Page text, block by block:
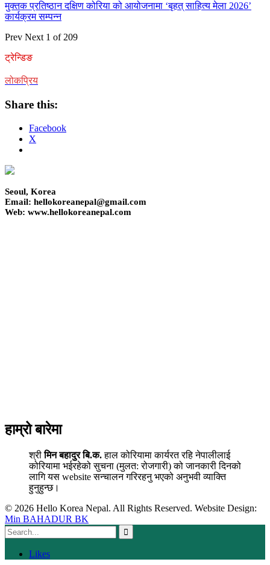
मुक्तक प्रतिष्ठान दक्षिण कोरिया को आयोजनामा ‘बृहत् साहित्य मेला 2026’
कार्यक्रम सम्पन्न
Prev Next 1 of 209
ट्रेन्डिङ
लोकप्रिय
Share this:
Facebook
X
Seoul, Korea
Email: hellokoreanepal@gmail.com
Web: www.hellokoreanepal.com
हाम्रो बारेमा
श्रीमिन बहादुर बि.क.हाल कोरियामा कार्यरत रहि नेपालीलाई
कोरियामा भईरहेको सुचना (मुलत: रोजगारी) को जानकारी दिनको
लागि यस website सन्चालन गरिरहनु भएको अनुभवी व्याक्ति
हुनुहुन्छ।
© 2026 Hello Korea Nepal. All Rights Reserved. Website Design:
Min BAHADUR BK
Likes